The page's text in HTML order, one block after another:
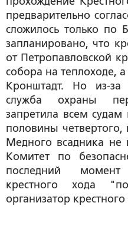
предварительно
сложилось только по
запланировано, что
от Петропавловской
собора на теплоходе,
Кронштадт. Но из-за
служба охраны
запретила всем судам
половины четвертого,
Медного всадника не
Комитет по
последний момент
крестного хода
организатор крестного